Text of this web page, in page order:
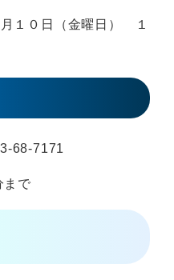
１０日（金曜日） １
68-7171
まで